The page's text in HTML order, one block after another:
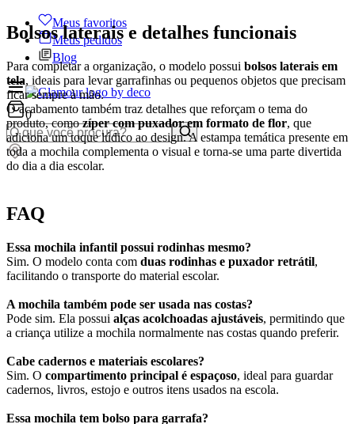
Meus favoritos
Meus pedidos
Blog
0
Bolsos laterais e detalhes funcionais
Para completar a organização, o modelo possui bolsos laterais em
tela, ideais para levar garrafinhas ou pequenos objetos que precisam
ficar sempre à mão.
O acabamento também traz detalhes que reforçam o tema do
produto, comozíper com puxador em formato de flor, que
adiciona um toque lúdico ao design. A estampa temática presente em
toda a mochila complementa o visual e torna-se uma parte divertida
do dia a dia escolar.
FAQ
Essa mochila infantil possui rodinhas mesmo?
Sim. O modelo conta com duas rodinhas e puxador retrátil,
facilitando o transporte do material escolar.
A mochila também pode ser usada nas costas?
Pode sim. Ela possui alças acolchoadas ajustáveis, permitindo que
a criança utilize a mochila normalmente nas costas quando preferir.
Cabe cadernos e materiais escolares?
Sim. O compartimento principal é espaçoso, ideal para guardar
cadernos, livros, estojo e outros itens usados na escola.
Essa mochila tem bolso para garrafa?